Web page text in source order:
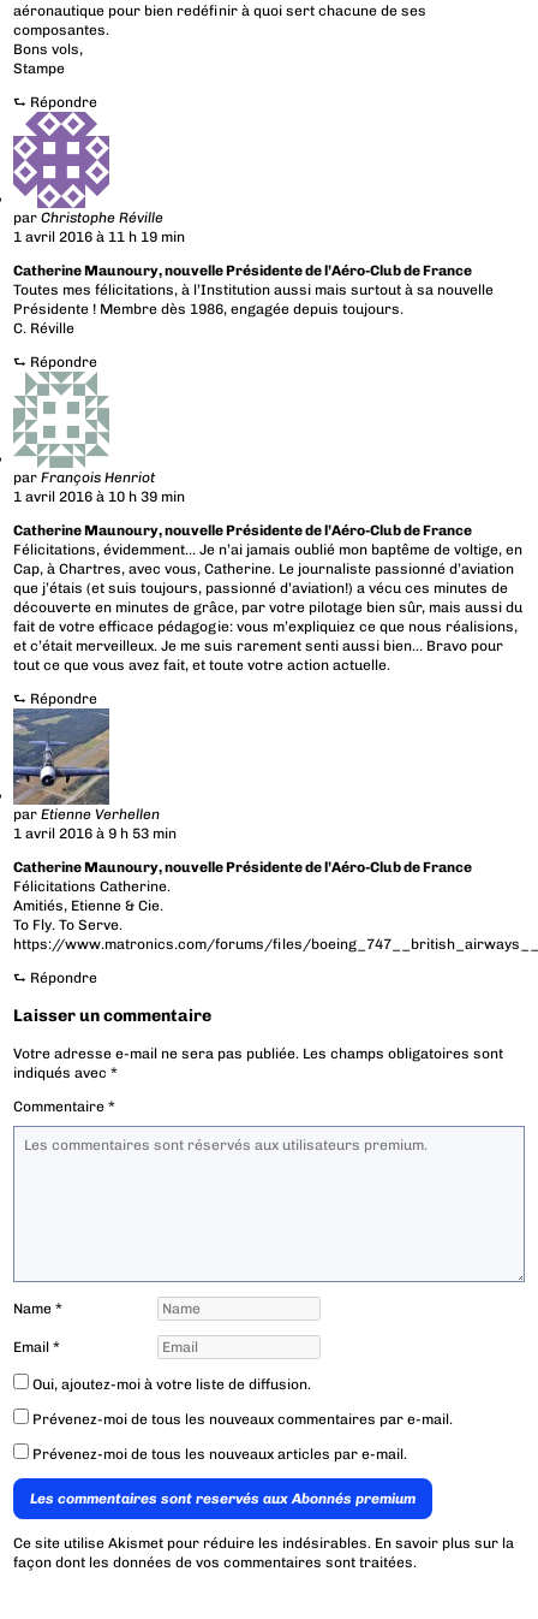
aéronautique pour bien redéfinir à quoi sert chacune de ses
composantes.
Bons vols,
Stampe
⮑ Répondre
parChristophe Réville
1 avril 2016 à 11 h 19 min
Catherine Maunoury, nouvelle Présidente de l’Aéro-Club de France
Toutes mes félicitations, à l’Institution aussi mais surtout à sa nouvelle
Présidente ! Membre dès 1986, engagée depuis toujours.
C. Réville
⮑ Répondre
parFrançois Henriot
1 avril 2016 à 10 h 39 min
Catherine Maunoury, nouvelle Présidente de l’Aéro-Club de France
Félicitations, évidemment… Je n’ai jamais oublié mon baptême de voltige, en
Cap, à Chartres, avec vous, Catherine. Le journaliste passionné d’aviation
que j’étais (et suis toujours, passionné d’aviation!) a vécu ces minutes de
découverte en minutes de grâce, par votre pilotage bien sûr, mais aussi du
fait de votre efficace pédagogie: vous m’expliquiez ce que nous réalisions,
et c’était merveilleux. Je me suis rarement senti aussi bien… Bravo pour
tout ce que vous avez fait, et toute votre action actuelle.
⮑ Répondre
parEtienne Verhellen
1 avril 2016 à 9 h 53 min
Catherine Maunoury, nouvelle Présidente de l’Aéro-Club de France
Félicitations Catherine.
Amitiés, Etienne & Cie.
To Fly. To Serve.
https://www.matronics.com/forums/files/
⮑ Répondre
Laisser un commentaire
Votre adresse e-mail ne sera pas publiée. Les champs obligatoires sont
indiqués avec*
Commentaire*
Name*
Email*
Oui, ajoutez-moi à votre liste de diffusion.
Prévenez-moi de tous les nouveaux commentaires par e-mail.
Prévenez-moi de tous les nouveaux articles par e-mail.
Les commentaires sont reservés aux Abonnés premium
Ce site utilise Akismet pour réduire les indésirables. En savoir plus sur la
façon dont les données de vos commentaires sont traitées.